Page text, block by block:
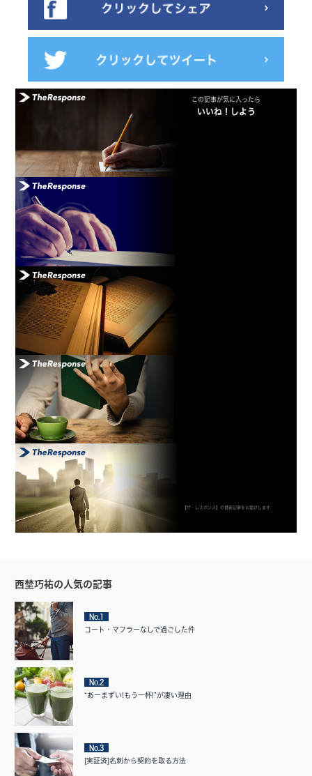
この記事が気に入ったら
いいね！しよう
【ザ・レスポンス】の最新記事をお届けします
西埜巧祐の人気の記事
No.1
コート・マフラーなしで過ごした件
No.2
“あーまずい!もう一杯!”が凄い理由
No.3
[実証済]名刺から契約を取る方法